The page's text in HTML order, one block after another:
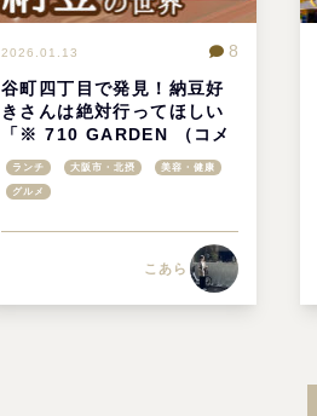
2026.01.13
谷町四丁目で発見！納豆好
きさんは絶対行ってほしい
「※ 710 GARDEN （コメ
ナナイチゼロガーデン）」
＠なノにわ nanoniwa
8
ランチ 大阪市・北摂 美容・健康
グルメ
こあら